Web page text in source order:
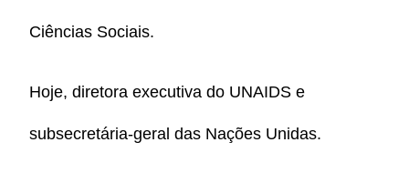
Ciências Sociais.
Hoje, diretora executiva do UNAIDS e
subsecretária-geral das Nações Unidas.